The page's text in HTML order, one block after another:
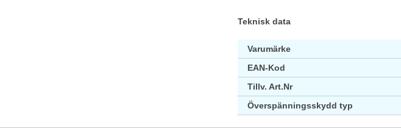
Teknisk data
Varumärke
EAN-Kod
Tillv. Art.Nr
Överspänningsskydd typ